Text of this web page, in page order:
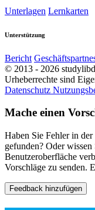
Unterlagen Lernkarten
Unterstützung
Bericht
© 2013 - 2026
Urheberrechte sind
Datenschutz
Mache einen
Haben Sie Fehler in
gefunden? Oder
Benutzeroberfläche
Vorschläge zu senden.
Feedback hinzufügen